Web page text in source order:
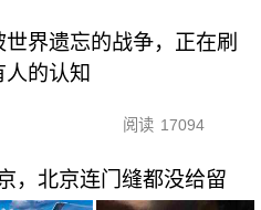
世界遗忘的战争，正在刷
人的认知
阅读 17094
，北京连门缝都没给留